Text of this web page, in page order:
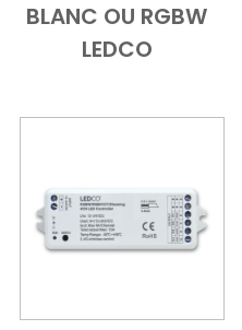
BLANC OU RGBW
LEDCO